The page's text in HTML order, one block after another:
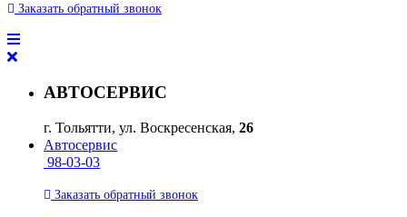
Заказать обратный звонок
АВТОСЕРВИС
г. Тольятти, ул. Воскресенская, 26
Автосервис
98-03-03
Заказать обратный звонок